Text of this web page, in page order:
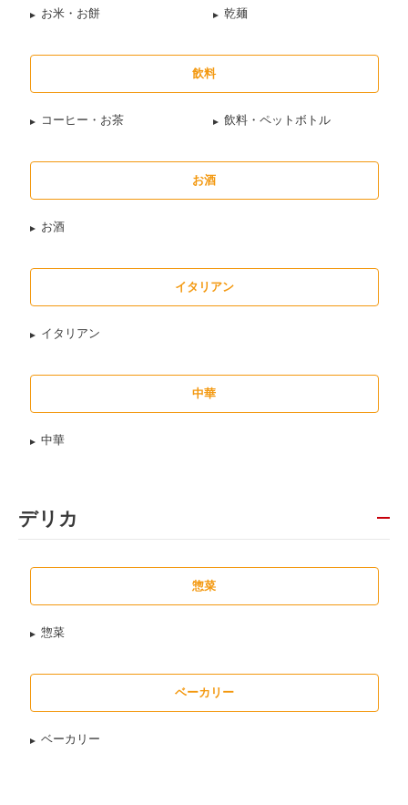
お米・お餅 乾麺
飲料
コーヒー・お茶 飲料・ペットボトル
お酒
お酒
イタリアン
イタリアン
中華
中華
デリカ
惣菜
惣菜
ベーカリー
ベーカリー